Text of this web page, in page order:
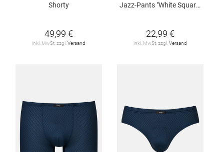
Shorty
49,99 €
inkl. MwSt. zzgl. Versand
Jazz-Pants "White Squares"
22,99 €
inkl. MwSt. zzgl. Versand